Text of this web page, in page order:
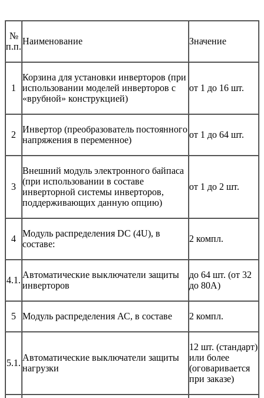
№
п.п.
Наименование Значение
1
Корзина для установки инверторов (при
использовании моделей инверторов с
«врубной» конструкцией)
от 1 до 16 шт.
2
Инвертор (преобразователь постоянного
напряжения в переменное)
от 1 до 64 шт.
3
Внешний модуль электронного байпаса
(при использовании в составе
инверторной системы инверторов,
поддерживающих данную опцию)
от 1 до 2 шт.
4
Модуль распределения DC (4U), в
составе:
2 компл.
4.1.
Автоматические выключатели защиты
инверторов
до 64 шт. (от 32
до 80А)
5 Модуль распределения АС, в составе 2 компл.
5.1.
Автоматические выключатели защиты
нагрузки
12 шт. (стандарт)
или более
(оговаривается
при заказе)